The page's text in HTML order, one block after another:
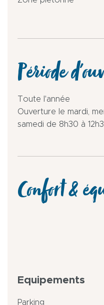
Période
Toute l'année
Ouverture le mardi,
samedi de 8h30 à
Confort &
Equipements
Parking